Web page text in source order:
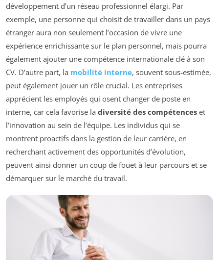
développement d’un réseau professionnel élargi. Par
exemple, une personne qui choisit de travailler dans un pays
étranger aura non seulement l’occasion de vivre une
expérience enrichissante sur le plan personnel, mais pourra
également ajouter une compétence internationale clé à son
CV. D’autre part, la mobilité interne, souvent sous-estimée,
peut également jouer un rôle crucial. Les entreprises
apprécient les employés qui osent changer de poste en
interne, car cela favorise la diversité des compétences et
l’innovation au sein de l’équipe. Les individus qui se
montrent proactifs dans la gestion de leur carrière, en
recherchant activement des opportunités d’évolution,
peuvent ainsi donner un coup de fouet à leur parcours et se
démarquer sur le marché du travail.